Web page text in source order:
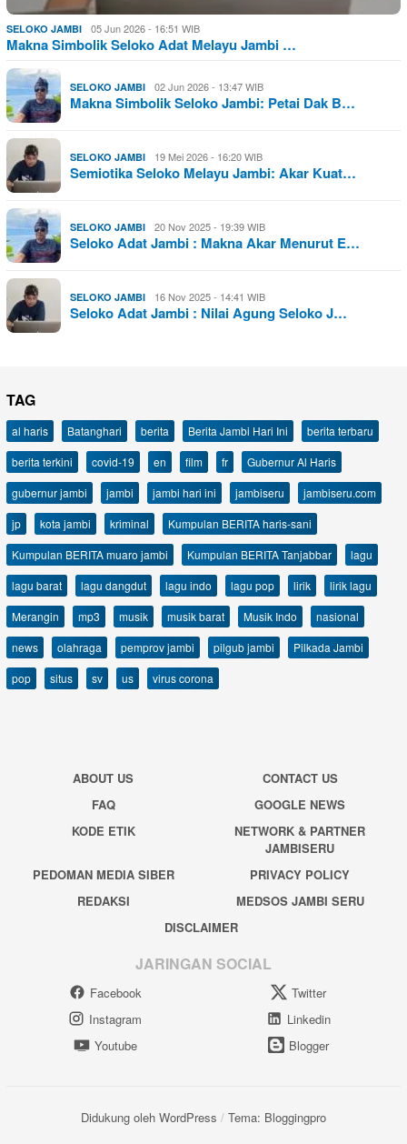
SELOKO JAMBI 05 Jun 2026 - 16:51 WIB
Makna Simbolik Seloko Adat Melayu Jambi …
SELOKO JAMBI 02 Jun 2026 - 13:47 WIB
Makna Simbolik Seloko Jambi: Petai Dak B…
SELOKO JAMBI 19 Mei 2026 - 16:20 WIB
Semiotika Seloko Melayu Jambi: Akar Kuat…
SELOKO JAMBI 20 Nov 2025 - 19:39 WIB
Seloko Adat Jambi : Makna Akar Menurut E…
SELOKO JAMBI 16 Nov 2025 - 14:41 WIB
Seloko Adat Jambi : Nilai Agung Seloko J…
TAG
al haris Batanghari berita Berita Jambi Hari Ini
berita terbaru
berita terkini
covid-19 en film fr
Gubernur Al Haris
gubernur jambi
jambi jambi hari ini jambiseru
jambiseru.com
jp
kota jambi kriminal
Kumpulan BERITA haris-sani
Kumpulan BERITA muaro jambi
Kumpulan BERITA Tanjabbar
lagu
lagu barat
lagu dangdut lagu indo lagu pop lirik
lirik lagu
Merangin
mp3 musik musik barat Musik Indo
nasional
news
olahraga pemprov jambi pilgub jambi
Pilkada Jambi
pop
situs sv us virus corona
ABOUT US
CONTACT US
FAQ
GOOGLE NEWS
KODE ETIK
NETWORK & PARTNER
JAMBISERU
PEDOMAN MEDIA SIBER
PRIVACY POLICY
REDAKSI
MEDSOS JAMBI SERU
DISCLAIMER
JARINGAN SOCIAL
Facebook
Twitter
Instagram
Linkedin
Youtube
Blogger
Didukung oleh WordPress / Tema: Bloggingpro